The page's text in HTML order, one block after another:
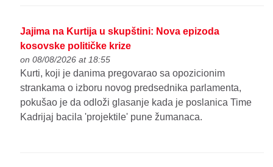
Jajima na Kurtija u skupštini: Nova epizoda
kosovske političke krize
on 08/08/2026 at 18:55
Kurti, koji je danima pregovarao sa opozicionim
strankama o izboru novog predsednika parlamenta,
pokušao je da odloži glasanje kada je poslanica Time
Kadrijaj bacila 'projektile' pune žumanaca.